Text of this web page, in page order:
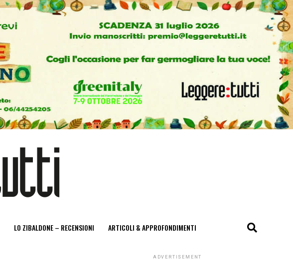
LO ZIBALDONE – RECENSIONI ARTICOLI & APPROFONDIMENTI
ADVERTISEMENT